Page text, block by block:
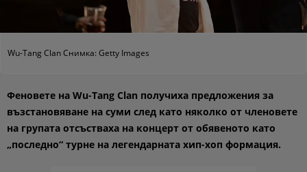
Wu-Tang Clan Снимка: Getty Images
Феновете на Wu-Tang Clan получиха предложения за
възстановяване на суми след като няколко от членовете
на групата отсъстваха на концерт от обявеното като
„последно“ турне на легендарната хип-хоп формация.